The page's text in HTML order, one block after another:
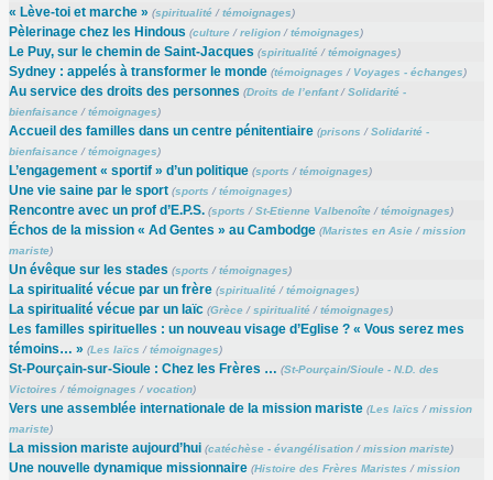
« Lève-toi et marche » (spiritualité/témoignages)
Pèlerinage chez les Hindous (culture/religion/témoignages)
Le Puy, sur le chemin de Saint-Jacques (spiritualité/témoignages)
Sydney : appelés à transformer le monde (témoignages / Voyages - échanges)
Au service des droits des personnes (Droits de l’enfant/Solidarité -
bienfaisance/témoignages)
Accueil des familles dans un centre pénitentiaire (prisons /Solidarité -
bienfaisance/témoignages)
L’engagement « sportif » d’un politique (sports /témoignages)
Une vie saine par le sport (sports /témoignages)
Rencontre avec un prof d’E.P.S. (sports /St-Etienne Valbenoîte/témoignages)
Échos de la mission « Ad Gentes » au Cambodge (Maristes en Asie/mission
mariste)
Un évêque sur les stades (sports /témoignages)
La spiritualité vécue par un frère (spiritualité/témoignages)
La spiritualité vécue par un laïc (Grèce/ spiritualité/témoignages)
Les familles spirituelles : un nouveau visage d’Eglise ? « Vous serez mes
témoins… » (Les laïcs /témoignages)
St-Pourçain-sur-Sioule : Chez les Frères … (St-Pourçain/Sioule - N.D. des
Victoires /témoignages /vocation)
Vers une assemblée internationale de la mission mariste (Les laïcs /mission
mariste)
La mission mariste aujourd’hui (catéchèse - évangélisation/mission mariste)
Une nouvelle dynamique missionnaire (Histoire des Frères Maristes /mission